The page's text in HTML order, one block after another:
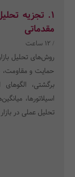
1. تجزیه
مقدماتی
/ 12 ساعت
روش‌های تحلیل
حمایت و مقاومت،
برگشتی، الگوهای
اسیلاتورها،
تحلیل عملی در